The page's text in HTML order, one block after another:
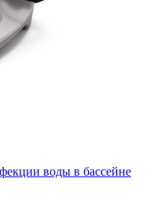
воды в бассейне